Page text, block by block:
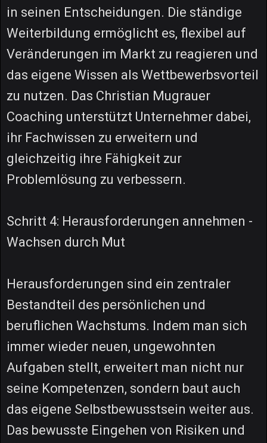
in seinen Entscheidungen. Die ständige
Weiterbildung ermöglicht es, flexibel auf
Veränderungen im Markt zu reagieren und
das eigene Wissen als Wettbewerbsvorteil
zu nutzen. Das Christian Mugrauer
Coaching unterstützt Unternehmer dabei,
ihr Fachwissen zu erweitern und
gleichzeitig ihre Fähigkeit zur
Problemlösung zu verbessern.
Schritt 4: Herausforderungen annehmen -
Wachsen durch Mut
Herausforderungen sind ein zentraler
Bestandteil des persönlichen und
beruflichen Wachstums. Indem man sich
immer wieder neuen, ungewohnten
Aufgaben stellt, erweitert man nicht nur
seine Kompetenzen, sondern baut auch
das eigene Selbstbewusstsein weiter aus.
Das bewusste Eingehen von Risiken und